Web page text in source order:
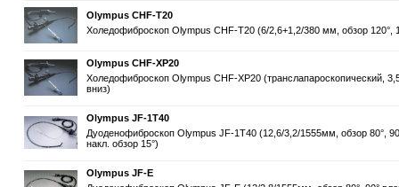
Olympus CHF-T20
Холедофиброскоп Olympus CHF-T20 (6/2,6+1,2/380 мм, обзор 120°,
Olympus CHF-XP20
Холедофиброскоп Olympus CHF-XP20 (транслапароскопический,
вниз)
Olympus JF-1T40
Дуоденофиброскоп Olympus JF-1T40 (12,6/3,2/1555мм, обзор 80°,
накл. обзор 15°)
Olympus JF-E